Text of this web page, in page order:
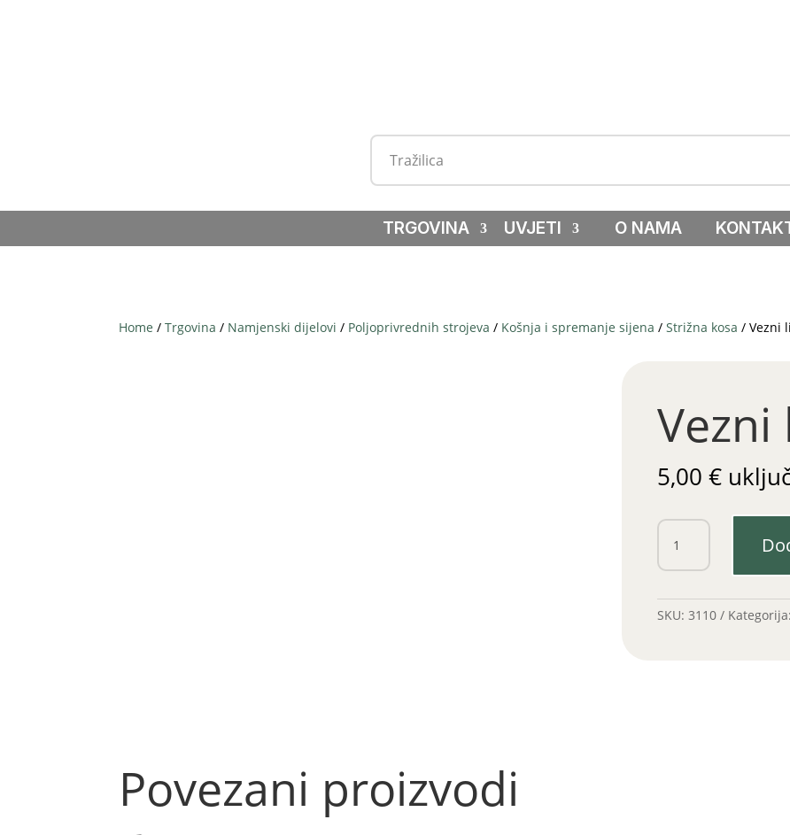
TRGOVINA UVJETI O NAMA
Home /Trgovina / Namjenski dijelovi / Poljoprivrednih strojeva / Košnja i spremanje sijena /Strižna kosa / Vezni
Vezni
5,00 €
Vezni
lim
količina
SKU: 3110 Kategorija:
Povezani proizvodi